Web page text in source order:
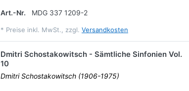
Art.-Nr. MDG 337 1209-2
* Preise inkl. MwSt., zzgl. Versandkosten
Dmitri Schostakowitsch - Sämtliche Sinfonien Vol.
10
Dmitri Schostakowitsch (1906-1975)